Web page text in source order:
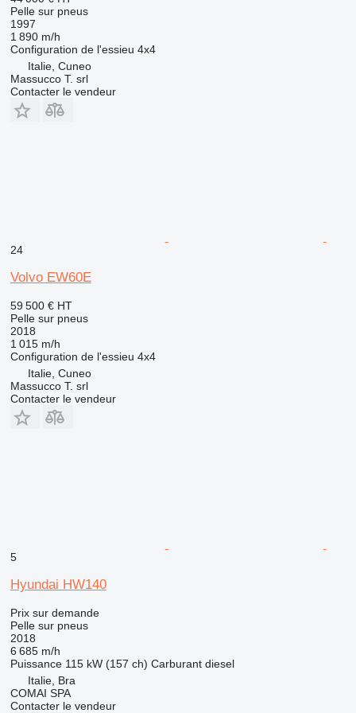
Pelle sur pneus
1997
1 890 m/h
Configuration de l'essieu 4x4
Italie, Cuneo
Massucco T. srl
Contacter le vendeur
24
Volvo EW60E
59 500 € HT
Pelle sur pneus
2018
1 015 m/h
Configuration de l'essieu 4x4
Italie, Cuneo
Massucco T. srl
Contacter le vendeur
5
Hyundai HW140
Prix sur demande
Pelle sur pneus
2018
6 685 m/h
Puissance 115 kW (157 ch) Carburant diesel
Italie, Bra
COMAI SPA
Contacter le vendeur